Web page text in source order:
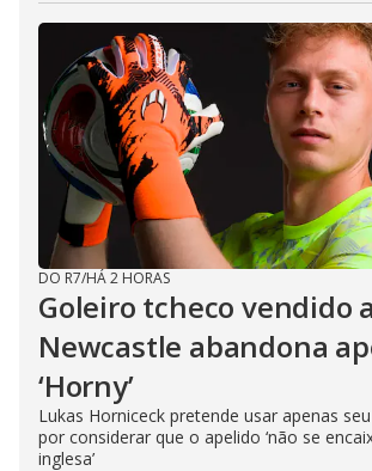
DO R7/HÁ 2 HORAS
Goleiro tcheco vendido
Newcastle abandona
‘Horny’
Lukas Horniceck pretende usar apenas
por considerar que o apelido ‘não se
inglesa’